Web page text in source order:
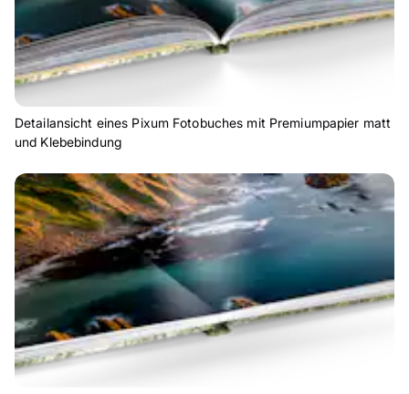
Detailansicht eines Pixum Fotobuches mit Premiumpapier matt
und Klebebindung